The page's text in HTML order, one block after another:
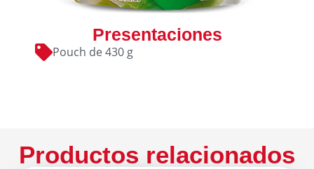
Presentaciones
Pouch de 430 g
Productos relacionados